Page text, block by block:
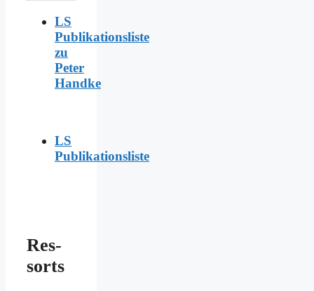
LS
Publikationsliste
zu
Peter
Handke
LS
Publikationsliste
Res­
sorts